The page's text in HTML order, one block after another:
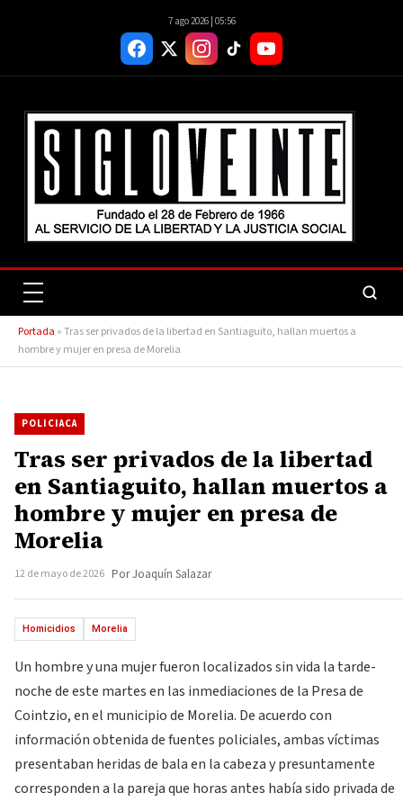
7 ago 2026 | 05:56
Portada »Tras ser privados de la libertad en Santiaguito, hallan muertos a
hombre y mujer en presa de Morelia
POLICIACA
Tras ser privados de la libertad
en Santiaguito, hallan muertos a
hombre y mujer en presa de
Morelia
12 de mayo de 2026 Por Joaquín Salazar
Homicidios Morelia
Un hombre y una mujer fueron localizados sin vida la tarde-
noche de este martes en las inmediaciones de la Presa de
Cointzio, en el municipio de Morelia. De acuerdo con
información obtenida de fuentes policiales, ambas víctimas
presentaban heridas de bala en la cabeza y presuntamente
corresponden a la pareja que horas antes había sido privada de